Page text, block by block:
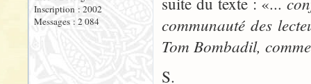
Inscription : 2002
Messages : 2 084
communauté des
Tom Bombadil,
S.